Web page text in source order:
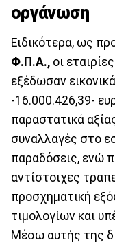
οργάνωση
Ειδικότερα, ως
Φ.Π.Α., οι
εξέδωσαν
-16.000.426,39-
παραστατικά
συναλλαγές στο
παραδόσεις, ενώ
αντίστοιχες
προσχηματική
τιμολογίων και
Μέσω αυτής της